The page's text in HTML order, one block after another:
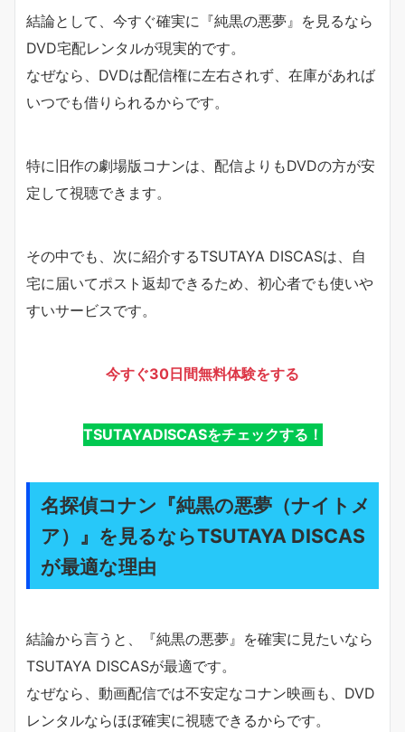
結論として、今すぐ確実に『純黒の悪夢』を見るなら
DVD宅配レンタルが現実的です。
なぜなら、DVDは配信権に左右されず、在庫があれば
いつでも借りられるからです。
特に旧作の劇場版コナンは、配信よりもDVDの方が安
定して視聴できます。
その中でも、次に紹介するTSUTAYA DISCASは、自
宅に届いてポスト返却できるため、初心者でも使いや
すいサービスです。
今すぐ30日間無料体験をする
TSUTAYADISCASをチェックする！
名探偵コナン『純黒の悪夢（ナイトメ
ア）』を見るならTSUTAYA DISCAS
が最適な理由
結論から言うと、『純黒の悪夢』を確実に見たいなら
TSUTAYA DISCASが最適です。
なぜなら、動画配信では不安定なコナン映画も、DVD
レンタルならほぼ確実に視聴できるからです。